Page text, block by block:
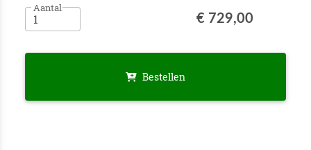
Aantal
€ 729,00
Bestellen